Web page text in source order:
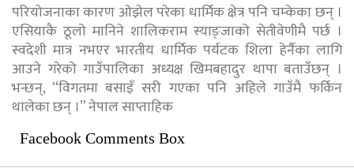
परियोजनाका कारण ओझेल परेका धार्मिक क्षेत्र पनि चम्केका छन् ।
एसियाकै ठूलो मानिने शालिकराम स्याङ्जाको सेतीवेणीमै पर्छ ।
स्वदेशी मात्र नभएर भारतीय धार्मिक पर्यटक शिला हेर्नैका लागि
आउने गरेको गाउँपालिका अध्यक्ष खिमबहादुर थापा बताउँछन् ।
भन्छन्, “विगतमा बसाइँ सरी गएका पनि अहिले गाउँमै फर्किन
थालेका छन् ।” नेपाल साप्ताहिक
Facebook Comments Box